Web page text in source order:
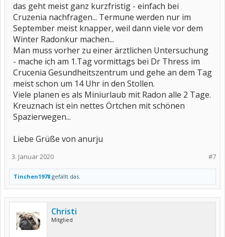
das geht meist ganz kurzfristig - einfach bei
Cruzenia nachfragen... Termune werden nur im
September meist knapper, weil dann viele vor dem
Winter Radonkur machen...
Man muss vorher zu einer ärztlichen Untersuchung
- mache ich am 1.Tag vormittags bei Dr Thress im
Crucenia Gesundheitszentrum und gehe an dem Tag
meist schon um 14 Uhr in den Stollen.
Viele planen es als Miniurlaub mit Radon alle 2 Tage.
Kreuznach ist ein nettes Örtchen mit schönen
Spazierwegen...
Liebe Grüße von anurju
#7
3. Januar 2020
Tinchen1978 gefällt das.
Christi
Mitglied